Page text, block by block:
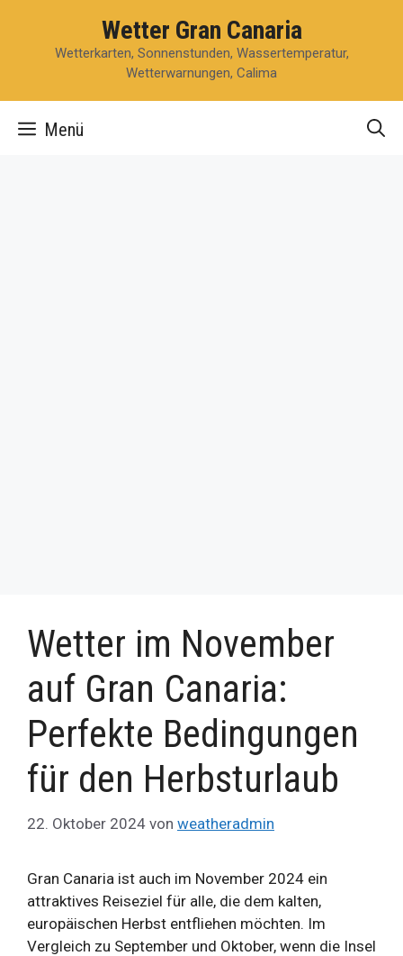
springen
Wetter Gran Canaria
Wetterkarten, Sonnenstunden, Wassertemperatur,
Wetterwarnungen, Calima
Menü
Wetter im November
auf Gran Canaria:
Perfekte Bedingungen
für den Herbsturlaub
22. Oktober 2024 von weatheradmin
Gran Canaria ist auch im November 2024 ein
attraktives Reiseziel für alle, die dem kalten,
europäischen Herbst entfliehen möchten. Im
Vergleich zu September und Oktober, wenn die Insel